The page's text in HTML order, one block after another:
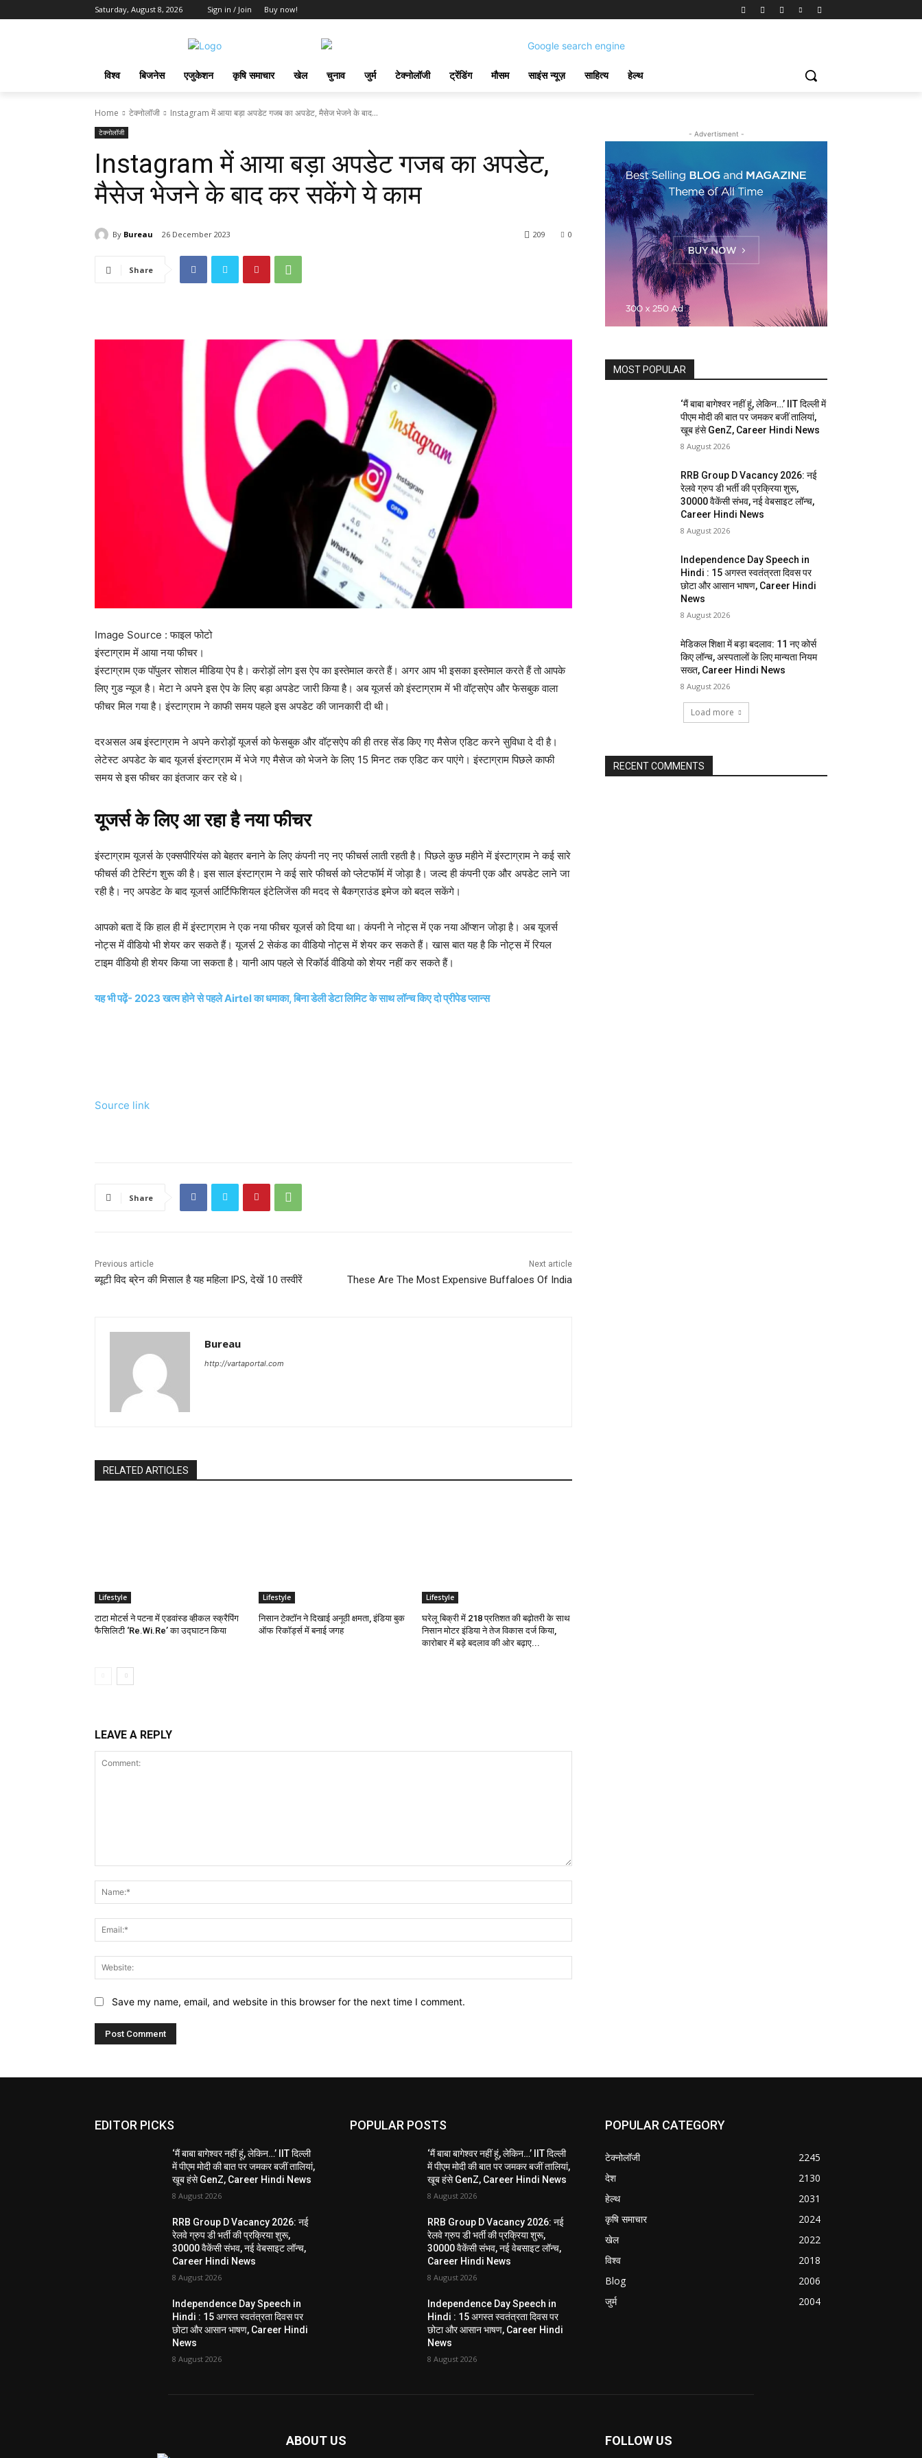
Saturday, August 8, 2026 Sign in / Join Buy now!
विश्व बिजनेस एजुकेशन कृषि समाचार खेल चुनाव जुर्म टेक्नोलॉजी ट्रेंडिंग मौसम साइंस न्यूज़ साहित्य हेल्थ
Home टेक्नोलॉजी Instagram में आया बड़ा अपडेट गजब का अपडेट, मैसेज भेजने के बाद...
टेक्नोलॉजी
Instagram में आया बड़ा अपडेट गजब का अपडेट,
मैसेज भेजने के बाद कर सकेंगे ये काम
By Bureau 26 December 2023 0
209
Share
Image Source : फाइल फोटो
इंस्टाग्राम में आया नया फीचर।
इंस्टाग्राम एक पॉपुलर सोशल मीडिया ऐप है। करोड़ों लोग इस ऐप का इस्तेमाल करते हैं। अगर आप भी इसका इस्तेमाल करते हैं तो आपके
लिए गुड न्यूज है। मेटा ने अपने इस ऐप के लिए बड़ा अपडेट जारी किया है। अब यूजर्स को इंस्टाग्राम में भी वॉट्सऐप और फेसबुक वाला
फीचर मिल गया है। इंस्टाग्राम ने काफी समय पहले इस अपडेट की जानकारी दी थी।
दरअसल अब इंस्टाग्राम ने अपने करोड़ों यूजर्स को फेसबुक और वॉट्सऐप की ही तरह सेंड किए गए मैसेज एडिट करने सुविधा दे दी है।
लेटेस्ट अपडेट के बाद यूजर्स इंस्टाग्राम में भेजे गए मैसेज को भेजने के लिए 15 मिनट तक एडिट कर पाएंगे। इंस्टाग्राम पिछले काफी
समय से इस फीचर का इंतजार कर रहे थे।
यूजर्स के लिए आ रहा है नया फीचर
इंस्टाग्राम यूजर्स के एक्सपीरियंस को बेहतर बनाने के लिए कंपनी नए नए फीचर्स लाती रहती है। पिछले कुछ महीने में इंस्टाग्राम ने कई सारे
फीचर्स की टेस्टिंग शुरू की है। इस साल इंस्टाग्राम ने कई सारे फीचर्स को प्लेटफॉर्म में जोड़ा है। जल्द ही कंपनी एक और अपडेट लाने जा
रही है। नए अपडेट के बाद यूजर्स आर्टिफिशियल इंटेलिजेंस की मदद से बैकग्राउंड इमेज को बदल सकेंगे।
आपको बता दें कि हाल ही में इंस्टाग्राम ने एक नया फीचर यूजर्स को दिया था। कंपनी ने नोट्स में एक नया ऑप्शन जोड़ा है। अब यूजर्स
नोट्स में वीडियो भी शेयर कर सकते हैं। यूजर्स 2 सेकंड का वीडियो नोट्स में शेयर कर सकते हैं। खास बात यह है कि नोट्स में रियल
टाइम वीडियो ही शेयर किया जा सकता है। यानी आप पहले से रिकॉर्ड वीडियो को शेयर नहीं कर सकते हैं।
यह भी पढ़ें- 2023 खत्म होने से पहले Airtel का धमाका, बिना डेली डेटा लिमिट के साथ लॉन्च किए दो प्रीपेड प्लान्स
Source link
Share
Previous article
ब्यूटी विद ब्रेन की मिसाल है यह महिला IPS, देखें 10 तस्वीरें
Next article
These Are The Most Expensive Buffaloes Of India
Bureau
http://vartaportal.com
RELATED ARTICLES
Lifestyle
टाटा मोटर्स ने पटना में एडवांस्ड व्हीकल स्क्रैपिंग
फैसिलिटी ‘Re.Wi.Re’ का उद्घाटन किया
Lifestyle
निसान टेक्टॉन ने दिखाई अनूठी क्षमता, इंडिया बुक
ऑफ रिकॉर्ड्स में बनाई जगह
Lifestyle
घरेलू बिक्री में 218 प्रतिशत की बढ़ोतरी के साथ
निसान मोटर इंडिया ने तेज विकास दर्ज किया,
कारोबार में बड़े बदलाव की ओर बढ़ाए...
LEAVE A REPLY
Save my name, email, and website in this browser for the next time I comment.
- Advertisment -
MOST POPULAR
‘मैं बाबा बागेश्वर नहीं हूं, लेकिन…’ IIT दिल्ली में
पीएम मोदी की बात पर जमकर बजीं तालियां,
खूब हंसे GenZ, Career Hindi News
8 August 2026
RRB Group D Vacancy 2026: नई
रेलवे ग्रुप डी भर्ती की प्रक्रिया शुरू,
30000 वैकेंसी संभव, नई वेबसाइट लॉन्च,
Career Hindi News
8 August 2026
Independence Day Speech in
Hindi : 15 अगस्त स्वतंत्रता दिवस पर
छोटा और आसान भाषण, Career Hindi
News
8 August 2026
मेडिकल शिक्षा में बड़ा बदलाव: 11 नए कोर्स
किए लॉन्च, अस्पतालों के लिए मान्यता नियम
सख्त, Career Hindi News
8 August 2026
Load more
RECENT COMMENTS
EDITOR PICKS
‘मैं बाबा बागेश्वर नहीं हूं, लेकिन…’ IIT दिल्ली
में पीएम मोदी की बात पर जमकर बजीं तालियां,
खूब हंसे GenZ, Career Hindi News
8 August 2026
RRB Group D Vacancy 2026: नई
रेलवे ग्रुप डी भर्ती की प्रक्रिया शुरू,
30000 वैकेंसी संभव, नई वेबसाइट लॉन्च,
Career Hindi News
8 August 2026
Independence Day Speech in
Hindi : 15 अगस्त स्वतंत्रता दिवस पर
छोटा और आसान भाषण, Career Hindi
News
8 August 2026
POPULAR POSTS
‘मैं बाबा बागेश्वर नहीं हूं, लेकिन…’ IIT दिल्ली
में पीएम मोदी की बात पर जमकर बजीं तालियां,
खूब हंसे GenZ, Career Hindi News
8 August 2026
RRB Group D Vacancy 2026: नई
रेलवे ग्रुप डी भर्ती की प्रक्रिया शुरू,
30000 वैकेंसी संभव, नई वेबसाइट लॉन्च,
Career Hindi News
8 August 2026
Independence Day Speech in
Hindi : 15 अगस्त स्वतंत्रता दिवस पर
छोटा और आसान भाषण, Career Hindi
News
8 August 2026
POPULAR CATEGORY
टेक्नोलॉजी
2245
देश
2130
हेल्थ
2031
कृषि समाचार
2024
खेल
2022
विश्व
2018
Blog
2006
जुर्म
2004
ABOUT US FOLLOW US